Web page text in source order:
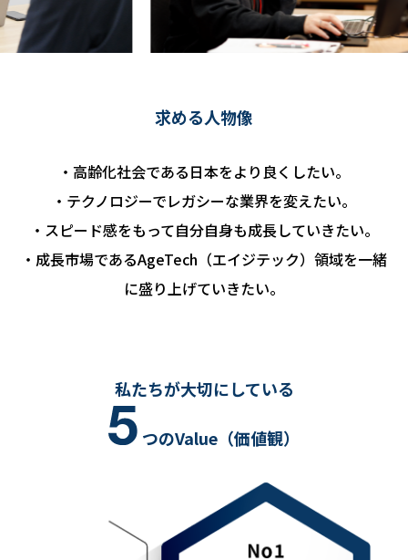
求める人物像
・高齢化社会である日本をより良くしたい。
・テクノロジーでレガシーな業界を変えたい。
・スピード感をもって自分自身も成長していきたい。
・成長市場であるAgeTech（エイジテック）領域を一緒
に盛り上げていきたい。
私たちが大切にしている
つのValue（価値観）